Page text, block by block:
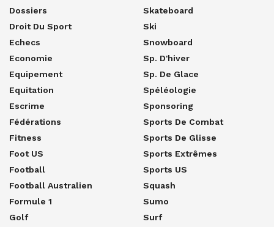
Dossiers
Droit Du Sport
Echecs
Economie
Equipement
Equitation
Escrime
Fédérations
Fitness
Foot US
Football
Football Australien
Formule 1
Golf
Skateboard
Ski
Snowboard
Sp. D'hiver
Sp. De Glace
Spéléologie
Sponsoring
Sports De Combat
Sports De Glisse
Sports Extrêmes
Sports US
Squash
Sumo
Surf